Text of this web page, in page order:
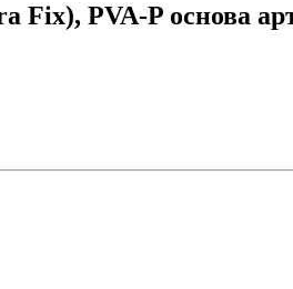
PVA-P основа